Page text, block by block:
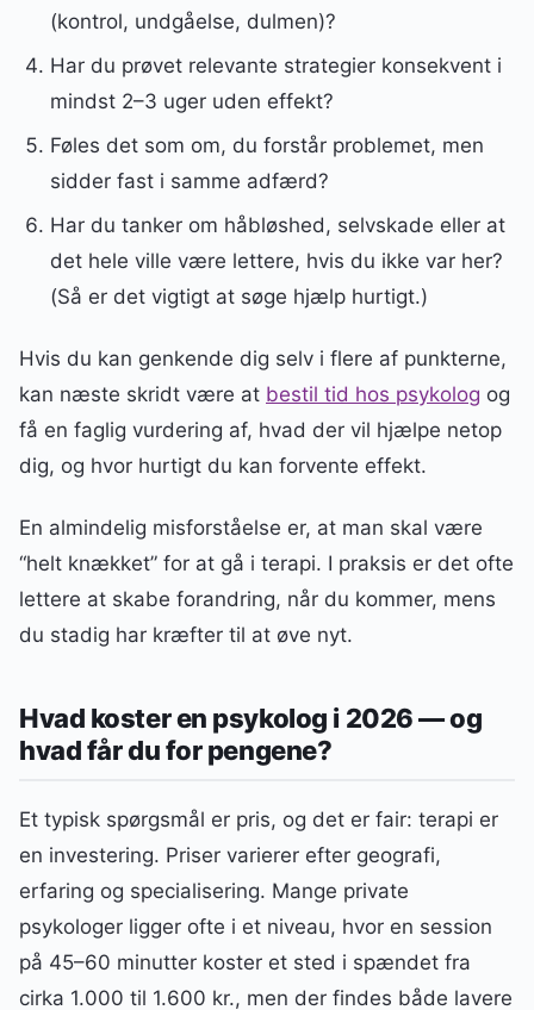
(kontrol, undgåelse, dulmen)?
Har du prøvet relevante strategier konsekvent i
mindst 2–3 uger uden effekt?
Føles det som om, du forstår problemet, men
sidder fast i samme adfærd?
Har du tanker om håbløshed, selvskade eller at
det hele ville være lettere, hvis du ikke var her?
(Så er det vigtigt at søge hjælp hurtigt.)
Hvis du kan genkende dig selv i flere af punkterne,
kan næste skridt være at bestil tid hos psykolog og
få en faglig vurdering af, hvad der vil hjælpe netop
dig, og hvor hurtigt du kan forvente effekt.
En almindelig misforståelse er, at man skal være
“helt knækket” for at gå i terapi. I praksis er det ofte
lettere at skabe forandring, når du kommer, mens
du stadig har kræfter til at øve nyt.
Hvad koster en psykolog i 2026 — og
hvad får du for pengene?
Et typisk spørgsmål er pris, og det er fair: terapi er
en investering. Priser varierer efter geografi,
erfaring og specialisering. Mange private
psykologer ligger ofte i et niveau, hvor en session
på 45–60 minutter koster et sted i spændet fra
cirka 1.000 til 1.600 kr., men der findes både lavere